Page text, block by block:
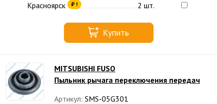
Красноярск
₽ ! 2 шт.
Купить
MITSUBISHI FUSO
Пыльник рычага переключения передач
Артикул: SMS-05G301